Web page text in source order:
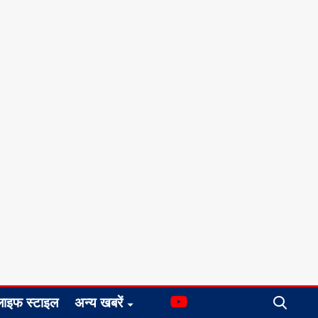
स्टाइल अन्य खबरें